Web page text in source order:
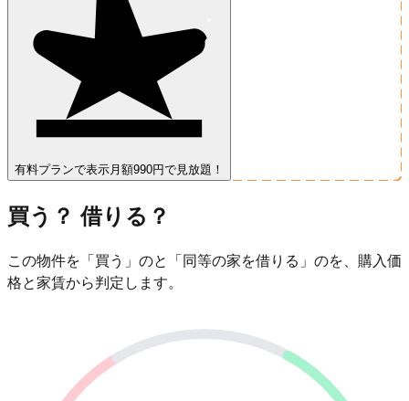
有料プランで表示 月額990円で見放題！
買う？ 借りる？
この物件を「買う」のと「同等の家を借りる」のを、購入価
格と家賃から判定します。